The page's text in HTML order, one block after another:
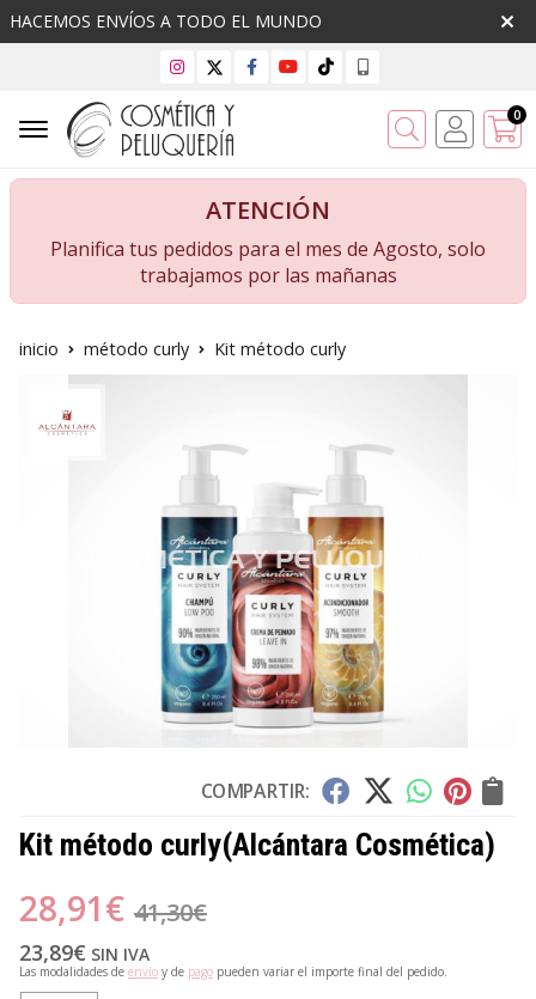
HACEMOS ENVÍOS A TODO EL MUNDO
Buscar 0
ATENCIÓN
Planifica tus pedidos para el mes de Agosto, solo
trabajamos por las mañanas
inicio método curly Kit método curly
COMPARTIR:
Kit método curly(Alcántara Cosmética)
28,91€ 41,30€
23,89€ SIN IVA
Las modalidades de envío y de pago pueden variar el importe final del pedido.